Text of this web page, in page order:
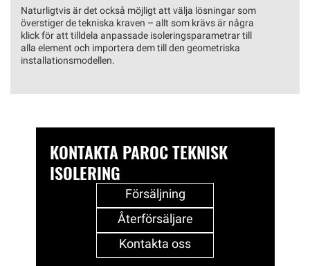
Naturligtvis är det också möjligt att välja lösningar som
överstiger de tekniska kraven – allt som krävs är några
klick för att tilldela anpassade isoleringsparametrar till
alla element och importera dem till den geometriska
installationsmodellen.
KONTAKTA PAROC TEKNISK
ISOLERING
Försäljning
Återförsäljare
Kontakta oss